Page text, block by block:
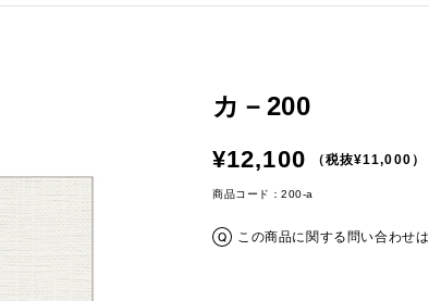
カ－200
¥12,100 （税抜¥11,000）
商品コード：200-a
この商品に関する問い合わせは